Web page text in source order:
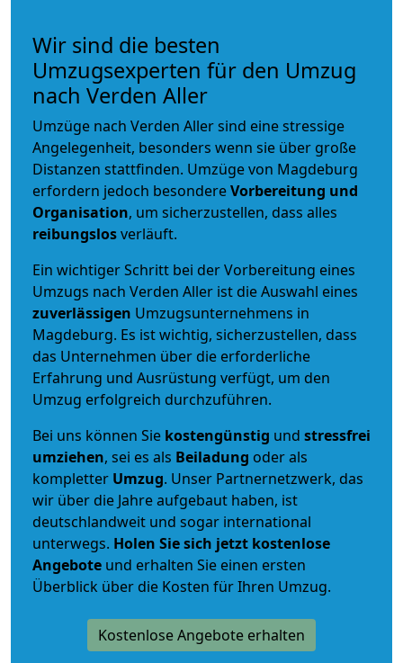
Wir sind die besten
Umzugsexperten für den Umzug
nach Verden Aller
Umzüge nach Verden Aller sind eine stressige
Angelegenheit, besonders wenn sie über große
Distanzen stattfinden. Umzüge von Magdeburg
erfordern jedoch besondereVorbereitung und
Organisation, um sicherzustellen, dass alles
reibungslosverläuft.
Ein wichtiger Schritt bei der Vorbereitung eines
Umzugs nach Verden Aller ist die Auswahl eines
zuverlässigen Umzugsunternehmens in
Magdeburg. Es ist wichtig, sicherzustellen, dass
das Unternehmen über die erforderliche
Erfahrung und Ausrüstung verfügt, um den
Umzug erfolgreich durchzuführen.
Bei uns können Sie kostengünstig und stressfrei
umziehen, sei es als Beiladung oder als
kompletter Umzug. Unser Partnernetzwerk, das
wir über die Jahre aufgebaut haben, ist
deutschlandweit und sogar international
unterwegs. Holen Sie sich jetzt kostenlose
Angebote und erhalten Sie einen ersten
Überblick über die Kosten für Ihren Umzug.
Kostenlose Angebote erhalten